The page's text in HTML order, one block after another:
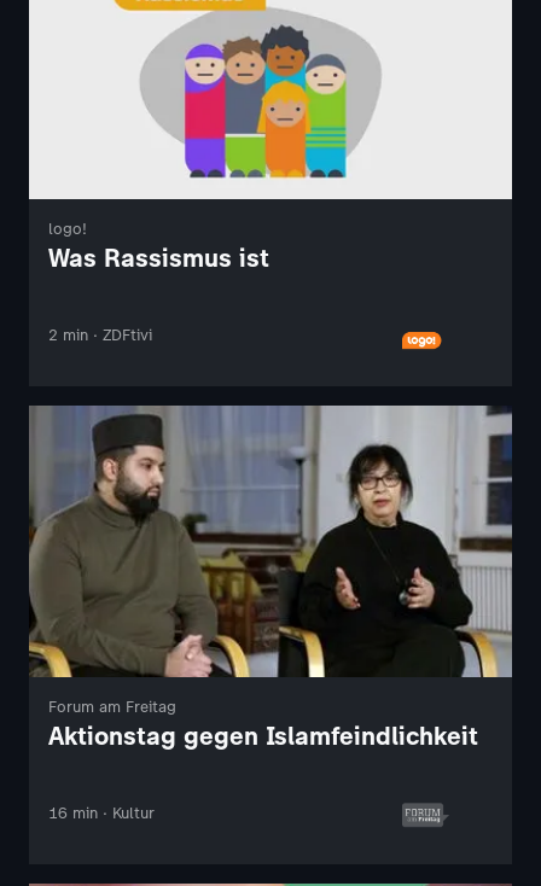
logo!
Was Rassismus ist
2 min · ZDFtivi
Forum am Freitag
Aktionstag gegen Islamfeindlichkeit
16 min · Kultur